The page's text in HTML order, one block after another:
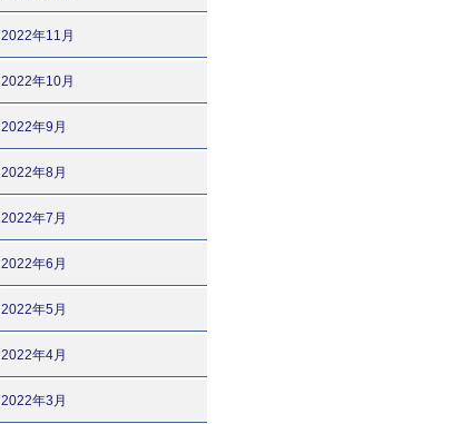
2022年11月
2022年10月
2022年9月
2022年8月
2022年7月
2022年6月
2022年5月
2022年4月
2022年3月